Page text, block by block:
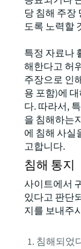
당 침해 주장
도록 노력할
특정 자료나
해한다고 허
주장으로 인
용 포함)에
다. 따라서,
을 침해하는
에 침해 사실
고합니다.
침해 통지
사이트에서
있다고 판단
지를 보내주
침해되었